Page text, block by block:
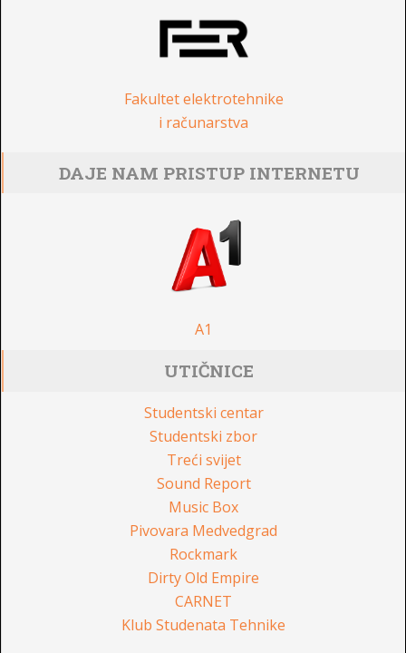
Fakultet elektrotehnike
i računarstva
DAJE NAM PRISTUP INTERNETU
A1
UTIČNICE
Studentski centar
Studentski zbor
Treći svijet
Sound Report
Music Box
Pivovara Medvedgrad
Rockmark
Dirty Old Empire
CARNET
Klub Studenata Tehnike